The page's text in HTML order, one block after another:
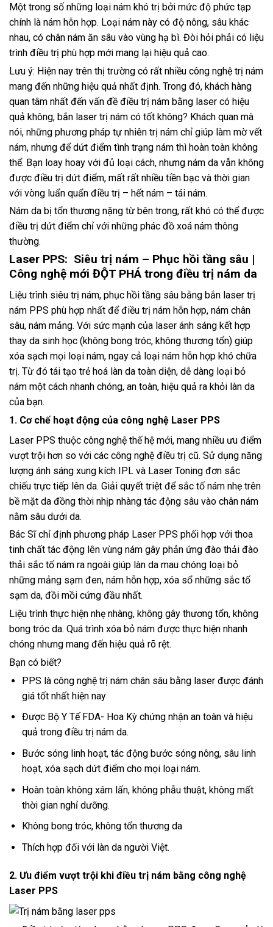
Một trong số những loại nám khó trị bởi mức độ phức tạp
chính là nám hỗn hợp. Loại nám này có độ nông, sâu khác
nhau, có chân nám ăn sâu vào vùng hạ bì. Đòi hỏi phải có liệu
trình điều trị phù hợp mới mang lại hiệu quả cao.
Lưu ý: Hiện nay trên thị trường có rất nhiều công nghệ trị nám
mang đến những hiệu quả nhất định. Trong đó, khách hàng
quan tâm nhất đến vấn đề điều trị nám bằng laser có hiệu
quả không, bắn laser trị nám có tốt không? Khách quan mà
nói, những phương pháp tự nhiên trị nám chỉ giúp làm mờ vết
nám, nhưng để dứt điểm tình trạng nám thì hoàn toàn không
thể. Bạn loay hoay với đủ loại cách, nhưng nám da vẫn không
được điều trị dứt điểm, mất rất nhiều tiền bạc và thời gian
với vòng luẩn quẩn điều trị – hết nám – tái nám.
Nám da bị tổn thương nặng từ bên trong, rất khó có thể được
điều trị dứt điểm chỉ với những phác đồ xoá nám thông
thường.
Laser PPS: Siêu trị nám – Phục hồi tầng sâu |
Công nghệ mới ĐỘT PHÁ trong điều trị nám da
Liệu trình siêu trị nám, phục hồi tầng sâu bằng bắn laser trị
nám PPS phù hợp nhất để điều trị nám hỗn hợp, nám chân
sâu, nám mảng. Với sức mạnh của laser ánh sáng kết hợp
thay da sinh học (không bong tróc, không thương tổn) giúp
xóa sạch mọi loại nám, ngay cả loại nám hỗn hợp khó chữa
trị. Từ đó tái tạo trẻ hoá làn da toàn diện, dễ dàng loại bỏ
nám một cách nhanh chóng, an toàn, hiệu quả ra khỏi làn da
của bạn.
1. Cơ chế hoạt động của công nghệ Laser PPS
Laser PPS thuộc công nghệ thế hệ mới, mang nhiều ưu điểm
vượt trội hơn so với các công nghệ điều trị cũ. Sử dụng năng
lượng ánh sáng xung kích IPL và Laser Toning đơn sắc
chiếu trực tiếp lên da. Giải quyết triệt để sắc tố nám nhẹ trên
bề mặt da đồng thời nhịp nhàng tác động sâu vào chân nám
nằm sâu dưới da.
Bác Sĩ chỉ định phương pháp Laser PPS phối hợp với thoa
tinh chất tác động lên vùng nám gây phản ứng đào thải đào
thải sắc tố nám ra ngoài giúp làn da mau chóng loại bỏ
những mảng sạm đen, nám hỗn hợp, xóa sổ những sắc tố
sạm da, đồi mồi cứng đầu nhất.
Liệu trình thực hiện nhẹ nhàng, không gây thương tổn, không
bong tróc da. Quá trình xóa bỏ nám được thực hiện nhanh
chóng nhưng mang đến hiệu quả rõ rệt.
Bạn có biết?
PPS là công nghệ trị nám chân sâu bằng laser được đánh
giá tốt nhất hiện nay
Được Bộ Y Tế FDA- Hoa Kỳ chứng nhận an toàn và hiệu
quả trong điều trị nám da.
Bước sóng linh hoạt, tác động bước sóng nông, sâu linh
hoạt, xóa sạch dứt điểm cho mọi loại nám.
Hoàn toàn không xâm lấn, không phẫu thuật, không mất
thời gian nghỉ dưỡng.
Không bong tróc, không tổn thương da
Thích hợp đối với làn da người Việt.
2. Ưu điểm vượt trội khi điều trị nám bằng công nghệ
Laser PPS